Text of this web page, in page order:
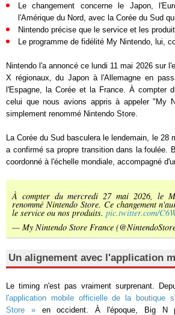
Le changement concerne le Japon,
l'Amérique du Nord, avec la Corée du Sud
Nintendo précise que le service et les
Le programme de fidélité My Nintendo, lui,
Nintendo l'a annoncé ce lundi 11 mai 2026 sur
X régionaux, du Japon à l'Allemagne en
l'Espagne, la Corée et la France. À compter
celui que nous avions appris à appeler "My
simplement renommé Nintendo Store.
La Corée du Sud basculera le lendemain, le 28
a confirmé sa propre transition dans la foulée.
coordonné à l'échelle mondiale, accompagné
À compter du mercredi 27 mai 2026, le
renommé Nintendo Store. Ce changement
le service ou nos produits. pic.twitter.com/
— My Nintendo Store France
Un alignement avec l'application
Le timing n'est pas vraiment surprenant.
l'application mobile officielle de la boutique
Store »en occident. À l'époque, Big N